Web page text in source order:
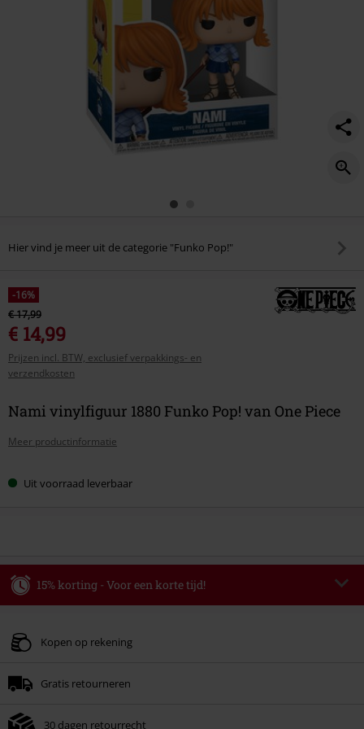
Hier vind je meer uit de categorie "Funko Pop!"
-16%
€ 17,99
€ 14,99
Prijzen incl. BTW, exclusief verpakkings- en
verzendkosten
Nami vinylfiguur 1880 Funko Pop! van One Piece
Meer productinformatie
Uit voorraad leverbaar
15% korting - Voor een korte tijd!
Geldig t/m 09-08-2026
Zodra je de code hebt ingevoerd, wordt de korting automatisch verrekend in
Kopen op rekening
Gratis retourneren
30 dagen retourrecht